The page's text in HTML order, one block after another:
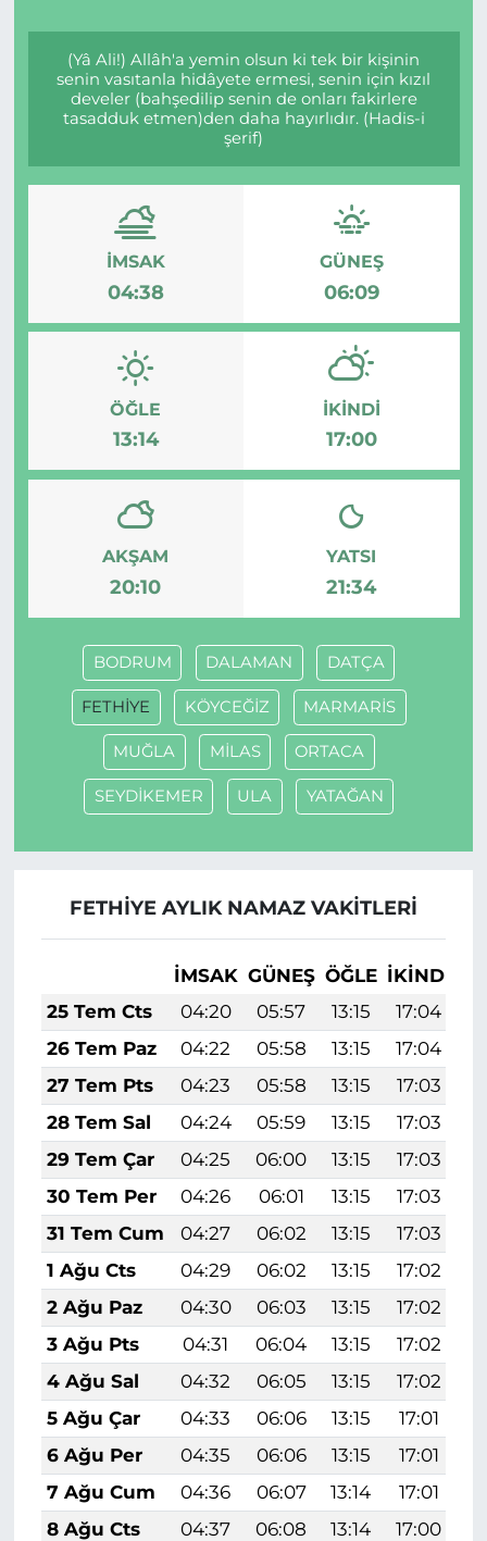
(Yâ Ali!) Allâh'a yemin olsun ki tek bir kişinin
senin vasıtanla hidâyete ermesi, senin için kızıl
develer (bahşedilip senin de onları fakirlere
tasadduk etmen)den daha hayırlıdır. (Hadis-i
şerif)
İMSAK
04:38
GÜNEŞ
06:09
ÖĞLE
13:14
İKINDI
17:00
AKŞAM
20:10
YATSI
21:34
BODRUM DALAMAN DATÇA
FETHİYE KÖYCEĞİZ MARMARİS
MUĞLA MİLAS ORTACA
SEYDİKEMER ULA YATAĞAN
FETHİYE AYLIK NAMAZ VAKITLERI
İMSAK GÜNEŞ ÖĞLE İKINDI
25 Tem Cts
04:20 05:57 13:15 17:04
26 Tem Paz
04:22 05:58 13:15 17:04
27 Tem Pts
04:23 05:58 13:15 17:03
28 Tem Sal
04:24 05:59 13:15 17:03
29 Tem Çar
04:25 06:00 13:15 17:03
30 Tem Per
04:26 06:01 13:15 17:03
31 Tem Cum
04:27 06:02 13:15 17:03
1 Ağu Cts
04:29 06:02 13:15 17:02
2 Ağu Paz
04:30 06:03 13:15 17:02
3 Ağu Pts
04:31 06:04 13:15 17:02
4 Ağu Sal
04:32 06:05 13:15 17:02
5 Ağu Çar
04:33 06:06 13:15 17:01
6 Ağu Per
04:35 06:06 13:15 17:01
7 Ağu Cum
04:36 06:07 13:14 17:01
8 Ağu Cts
04:37 06:08 13:14 17:00